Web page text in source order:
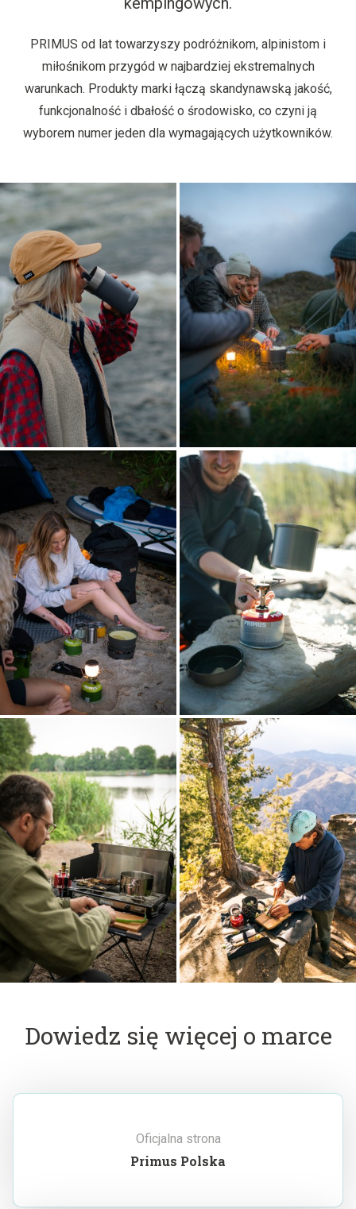
PRIMUS od lat towarzyszy podróżnikom, alpinistom i
miłośnikom przygód w najbardziej ekstremalnych
warunkach. Produkty marki łączą skandynawską jakość,
funkcjonalność i dbałość o środowisko, co czyni ją
wyborem numer jeden dla wymagających użytkowników.
Dowiedz się więcej o marce
Oficjalna strona
Primus Polska